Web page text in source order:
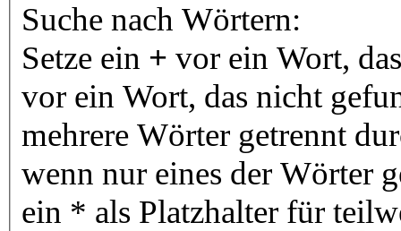
Suche nach Wörtern:
Setze ein + vor ein Wort,
vor ein Wort, das nicht
mehrere Wörter getrennt
wenn nur eines der Wörter
ein * als Platzhalter für